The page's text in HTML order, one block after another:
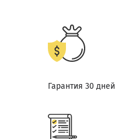
Гарантия 30 дней